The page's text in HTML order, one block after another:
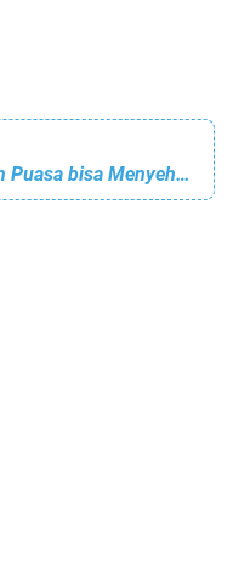
Berpuasalah, Riset Membuktikan Puasa bisa Menyehatkan Saluran Pencernaan